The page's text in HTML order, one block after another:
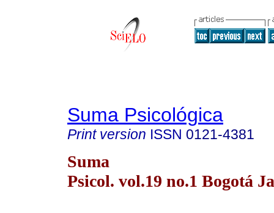
Suma Psicológica
Print version ISSN 0121-4381
Suma
Psicol. vol.19 no.1 Bogotá